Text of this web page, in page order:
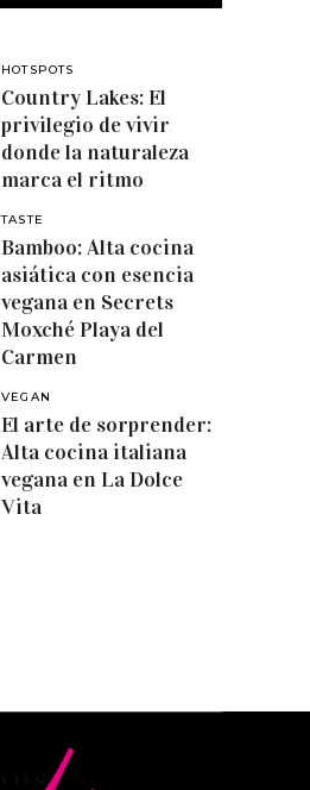
HOTSPOTS
Country Lakes: El
privilegio de vivir
donde la naturaleza
marca el ritmo
TASTE
Bamboo: Alta cocina
asiática con esencia
vegana en Secrets
Moxché Playa del
Carmen
VEGAN
El arte de sorprender:
Alta cocina italiana
vegana en La Dolce
Vita